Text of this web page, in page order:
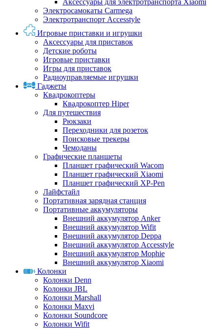
Аксессуары для электротранспорта Xiaomi
Электросамокаты Carmega
Электротранспорт Accesstyle
Игровые приставки и игрушки
Аксессуары для приставок
Детские роботы
Игровые приставки
Игры для приставок
Радиоуправляемые игрушки
Гаджеты
Квадрокоптеры
Квадрокоптер Hiper
Для путешествия
Рюкзаки
Переходники для розеток
Поисковые трекеры
Чемоданы
Графические планшеты
Планшет графический Wacom
Планшет графический Xiaomi
Планшет графический XP-Pen
Лайфстайл
Портативная зарядная станция
Портативные аккумуляторы
Внешний аккумулятор Anker
Внешний аккумулятор Wifit
Внешний аккумулятор Deppa
Внешний аккумулятор Accesstyle
Внешний аккумулятор Mophie
Внешний аккумулятор Xiaomi
Колонки
Колонки Denn
Колонки JBL
Колонки Marshall
Колонки Maxvi
Колонки Soundcore
Колонки Wifit